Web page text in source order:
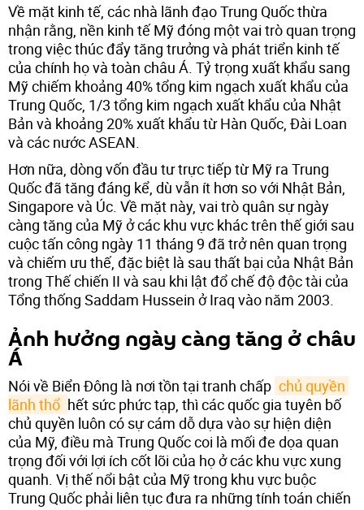
Về mặt kinh tế, các nhà lãnh đạo Trung Quốc thừa
nhận rằng, nền kinh tế Mỹ đóng một vai trò quan trọng
trong việc thúc đẩy tăng trưởng và phát triển kinh tế
của chính họ và toàn châu Á. Tỷ trọng xuất khẩu sang
Mỹ chiếm khoảng 40% tổng kim ngạch xuất khẩu của
Trung Quốc, 1/3 tổng kim ngạch xuất khẩu của Nhật
Bản và khoảng 20% ​​xuất khẩu từ Hàn Quốc, Đài Loan
và các nước ASEAN.
Hơn nữa, dòng vốn đầu tư trực tiếp từ Mỹ ra Trung
Quốc đã tăng đáng kể, dù vẫn ít hơn so với Nhật Bản,
Singapore và Úc. Về mặt này, vai trò quân sự ngày
càng tăng của Mỹ ở các khu vực khác trên thế giới sau
cuộc tấn công ngày 11 tháng 9 đã trở nên quan trọng
và chiếm ưu thế, đặc biệt là sau thất bại của Nhật Bản
trong Thế chiến II và sau khi lật đổ chế độ độc tài của
Tổng thống Saddam Hussein ở Iraq vào năm 2003.
Ảnh hưởng ngày càng tăng ở châu
Á
Nói về Biển Đông là nơi tồn tại tranh chấp chủ quyền
lãnh thổ hết sức phức tạp, thì các quốc gia tuyên bố
chủ quyền luôn có sự cám dỗ dựa vào sự hiện diện
của Mỹ, điều mà Trung Quốc coi là mối đe dọa quan
trọng đối với lợi ích cốt lõi của họ ở các khu vực xung
quanh. Vị thế nổi bật của Mỹ trong khu vực buộc
Trung Quốc phải liên tục đưa ra những tính toán chiến